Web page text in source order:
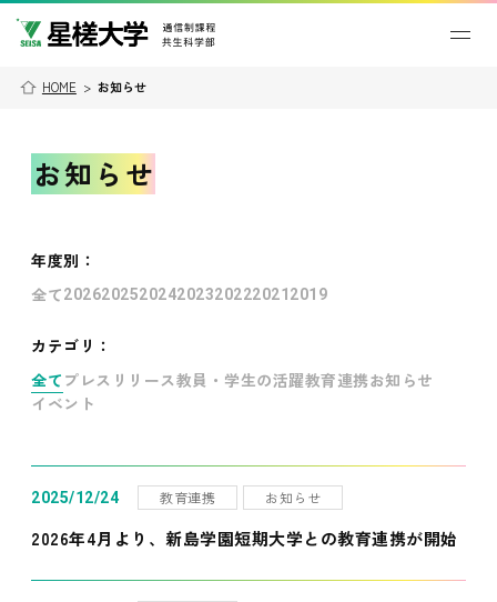
HOME > お知らせ
お知らせ
年度別 ：
全て202620252024202320222021 2019
カテゴリ：
全て プレスリリース教員・学生の活躍教育連携お知らせ
イベント
2025/12/24 教育連携 お知らせ
2026年4月より、新島学園短期大学との教育連携が開始